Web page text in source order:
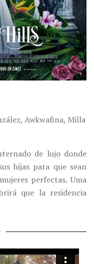
Awkwafina, Milla
de lujo donde
hijas para que sean
perfectas. Uma
que la residencia